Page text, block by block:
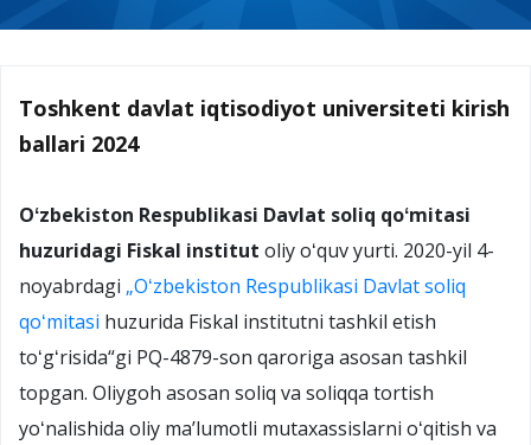
Toshkent davlat iqtisodiyot universiteti kirish
ballari 2024
Oʻzbekiston Respublikasi Davlat soliq qoʻmitasi
huzuridagi Fiskal institut oliy oʻquv yurti. 2020-yil 4-
noyabrdagi „Oʻzbekiston Respublikasi Davlat soliq
qoʻmitasi huzurida Fiskal institutni tashkil etish
toʻgʻrisida“gi PQ-4879-son qaroriga asosan tashkil
topgan. Oliygoh asosan soliq va soliqqa tortish
yoʻnalishida oliy maʼlumotli mutaxassislarni oʻqitish va